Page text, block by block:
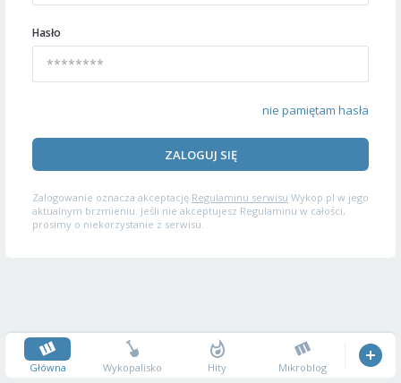
Hasło
nie pamiętam hasła
ZALOGUJ SIĘ
Zalogowanie oznacza akceptację Regulaminu serwisu Wykop.pl w jego
aktualnym brzmieniu. Jeśli nie akceptujesz Regulaminu w całości,
prosimy o niekorzystanie z serwisu.
Główna Wykopalisko Hity Mikroblog